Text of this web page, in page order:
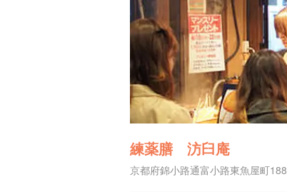
練薬膳 汸臼庵
京都府錦小路通富小路東魚屋町188